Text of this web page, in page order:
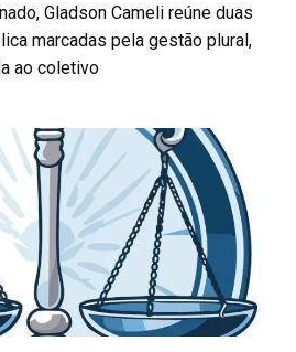
Gladson Cameli reúne duas
marcadas pela gestão plural,
ao coletivo